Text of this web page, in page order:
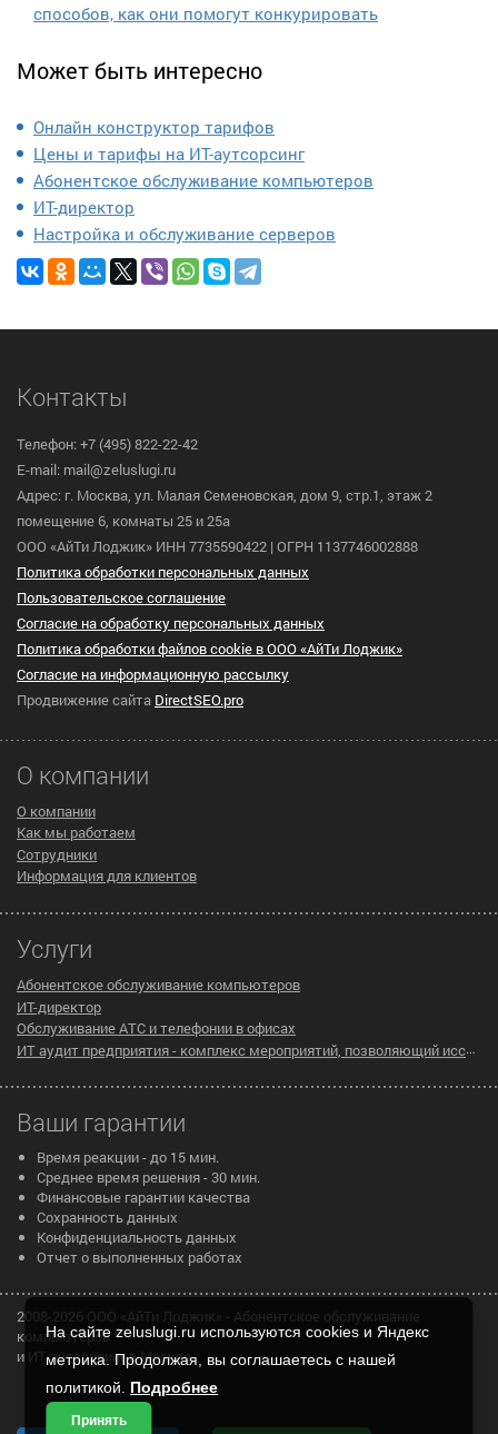
способов, как они помогут конкурировать
Может быть интересно
Онлайн конструктор тарифов
Цены и тарифы на ИТ-аутсорсинг
Абонентское обслуживание компьютеров
ИТ-директор
Настройка и обслуживание серверов
Контакты
Телефон: +7 (495) 822-22-42
E-mail: mail@zeluslugi.ru
Адрес: г. Москва, ул. Малая Семеновская, дом 9, стр.1, этаж 2
помещение 6, комнаты 25 и 25а
ООО «АйТи Лоджик» ИНН 7735590422 | ОГРН 1137746002888
Политика обработки персональных данных
Пользовательское cоглашение
Согласие на обработку персональных данных
Политика обработки файлов cookie в ООО «АйТи Лоджик»
Согласие на информационную рассылку
Продвижение сайта DirectSEO.pro
О компании
О компании
Как мы работаем
Сотрудники
Информация для клиентов
Услуги
Абонентское обслуживание компьютеров
ИТ-директор
Обслуживание АТС и телефонии в офисах
ИТ аудит предприятия - комплекс мероприятий, позволяющий исследовать существующую инфраструктуру компании на предмет эффективности ее работы
Ваши гарантии
Время реакции - до 15 мин.
Среднее время решения - 30 мин.
Финансовые гарантии качества
Сохранность данных
Конфиденциальность данных
Отчет о выполненных работах
2008-2026 ООО «АйТи Лоджик» - Абонентское обслуживание
компьютеров
и ИТ аутсорсинг в Москве
На сайте zeluslugi.ru используются cookies и Яндекс
метрика. Продолжая, вы соглашаетесь с нашей
политикой. Подробнее
Принять